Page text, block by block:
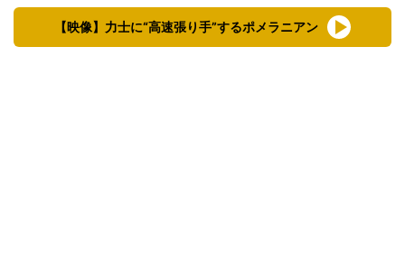
【映像】力士に“高速張り手”するポメラニアン